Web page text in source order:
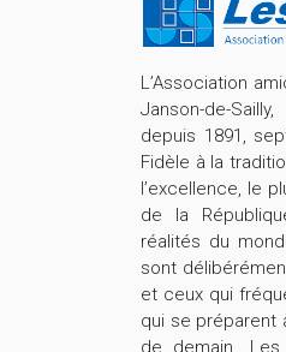
L’Association
Janson-de-
depuis 1891,
Fidèle à la
l’excellence, le
de la
réalités du
sont
et ceux qui
qui se préparent
de demain. Les